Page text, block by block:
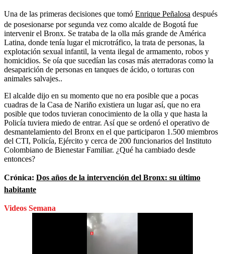
Una de las primeras decisiones que tomó Enrique Peñalosa después
de posesionarse por segunda vez como alcalde de Bogotá fue
intervenir el Bronx. Se trataba de la olla más grande de América
Latina, donde tenía lugar el microtráfico, la trata de personas, la
explotación sexual infantil, la venta ilegal de armamento, robos y
homicidios. Se oía que sucedían las cosas más aterradoras como la
desaparición de personas en tanques de ácido, o torturas con
animales salvajes..
El alcalde dijo en su momento que no era posible que a pocas
cuadras de la Casa de Nariño existiera un lugar así, que no era
posible que todos tuvieran conocimiento de la olla y que hasta la
Policía tuviera miedo de entrar. Así que se ordenó el operativo de
desmantelamiento del Bronx en el que participaron 1.500 miembros
del CTI, Policía, Ejército y cerca de 200 funcionarios del Instituto
Colombiano de Bienestar Familiar. ¿Qué ha cambiado desde
entonces?
Crónica: Dos años de la intervención del Bronx: su último
habitante
Videos Semana